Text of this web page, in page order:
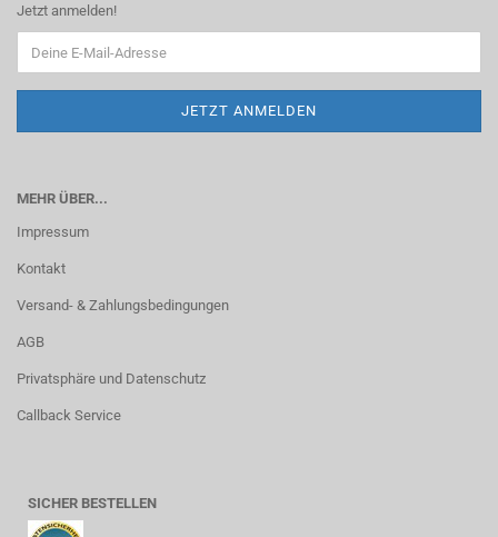
Jetzt anmelden!
MEHR ÜBER...
Impressum
Kontakt
Versand- & Zahlungsbedingungen
AGB
Privatsphäre und Datenschutz
Callback Service
SICHER BESTELLEN